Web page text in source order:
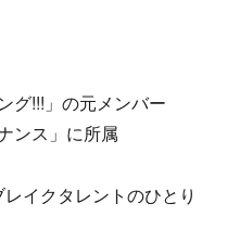
グ!!!」の元メンバー
ンス」に所属
イクタレントのひとり